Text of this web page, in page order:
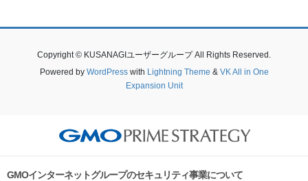
Copyright © KUSANAGIユーザーグループ All Rights Reserved.
Powered by WordPresswith Lightning Theme & VK All in One
Expansion Unit
GMOインターネットグループのセキュリティ事業について